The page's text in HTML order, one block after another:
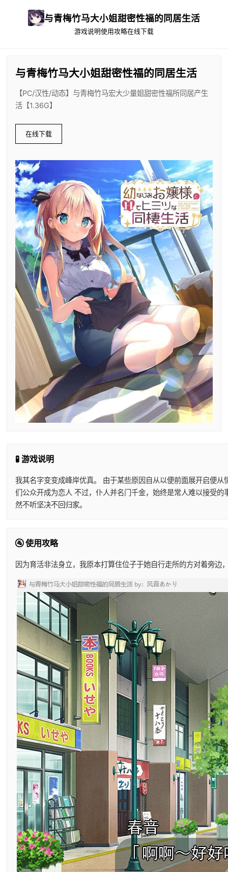
与青梅竹马大小姐甜密性福的同居生活
游戏说明使用攻略在线下载
与青梅竹马大小姐甜密性福的同居生活
【PC/汉性/动态】与青梅竹马宏大少量姐甜密性福所同居产生
活【1.36G】
在线下载
🧪 游戏说明
我其名字变变成峰岸优真。 由于某些原因自从以便前面展开启便
们公众开成为恋人 不过，仆人并名门千金，始终是常人难以接受
然不听坚决不回归家。
🚰 使用攻略
因为育活非法身立，我原本打算住位子于她自行走所的方对着旁边